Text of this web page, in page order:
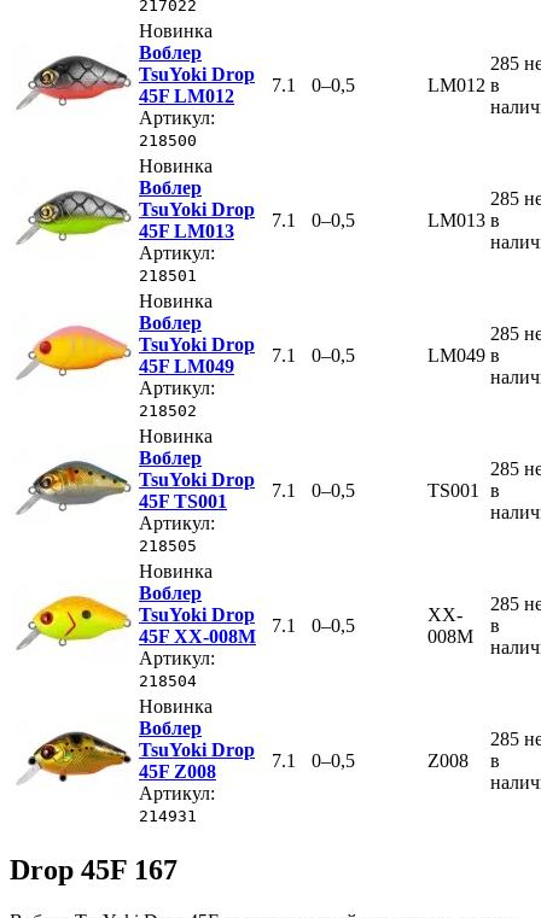
217022
Новинка
Воблер
TsuYoki Drop
45F LM012
Артикул:
218500
7.1 0–0,5 LM012
285
в
Новинка
Воблер
TsuYoki Drop
45F LM013
Артикул:
218501
7.1 0–0,5 LM013
285
в
Новинка
Воблер
TsuYoki Drop
45F LM049
Артикул:
218502
7.1 0–0,5 LM049
285
в
Новинка
Воблер
TsuYoki Drop
45F TS001
Артикул:
218505
7.1 0–0,5 TS001
285
в
Новинка
Воблер
TsuYoki Drop
45F XX-008M
Артикул:
218504
7.1 0–0,5
XX-
008M
285
в
Новинка
Воблер
TsuYoki Drop
45F Z008
Артикул:
214931
7.1 0–0,5 Z008
285
в
Drop 45F 167